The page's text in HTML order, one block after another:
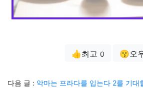
👍최고 0 😗오
다음 글 : 악마는 프라다를 입는다 2를 기대